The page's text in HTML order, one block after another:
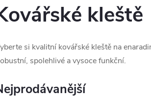
kleště
si kvalitní kovářské kleště na
spolehlivé a vysoce funkční.